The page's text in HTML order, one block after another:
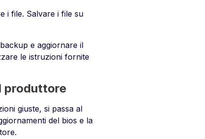
i file. Salvare i file su
e aggiornare il
le istruzioni fornite
produttore
giuste, si passa al
del bios e la